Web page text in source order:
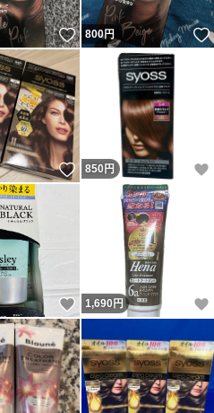
いいね！
800円
いいね！
850 円
いいね！
1,690 円